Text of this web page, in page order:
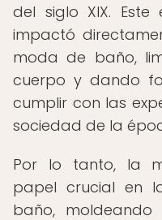
del siglo XIX.
impactó
moda de baño,
cuerpo y dando
cumplir con las
sociedad de la
Por lo tanto, la
papel crucial en
baño,